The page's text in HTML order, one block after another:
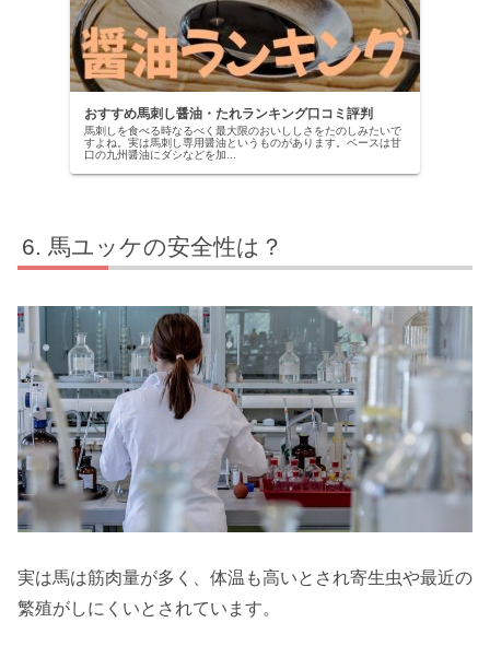
おすすめ馬刺し醤油・たれランキング口コミ評判
馬刺しを食べる時なるべく最大限のおいししさをたのしみたいで
すよね。実は馬刺し専用醤油というものがあります。ベースは甘
口の九州醤油にダシなどを加...
馬ユッケの安全性は？
実は馬は筋肉量が多く、体温も高いとされ寄生虫や最近の
繁殖がしにくいとされています。